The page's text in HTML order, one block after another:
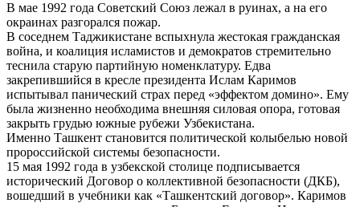
В мае 1992 года Советский Союз лежал в руинах, а на его
окраинах разгорался пожар.
В соседнем Таджикистане вспыхнула жестокая гражданская
война, и коалиция исламистов и демократов стремительно
теснила старую партийную номенклатуру. Едва
закрепившийся в кресле президента Ислам Каримов
испытывал панический страх перед «эффектом домино». Ему
была жизненно необходима внешняя силовая опора, готовая
закрыть грудью южные рубежи Узбекистана.
Именно Ташкент становится политической колыбелью новой
пророссийской системы безопасности.
15 мая 1992 года в узбекской столице подписывается
исторический Договор о коллективной безопасности (ДКБ),
вошедший в учебники как «Ташкентский договор». Каримов